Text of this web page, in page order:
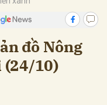
đồ Nông
(24/10)
Hủy